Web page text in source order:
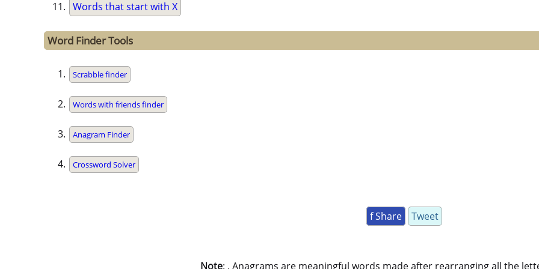
Words that start with X
Word Finder Tools
Scrabble finder
Words with friends finder
Anagram Finder
Crossword Solver
f Share Tweet
Note: . Anagrams are meaningful words made after rearranging all the